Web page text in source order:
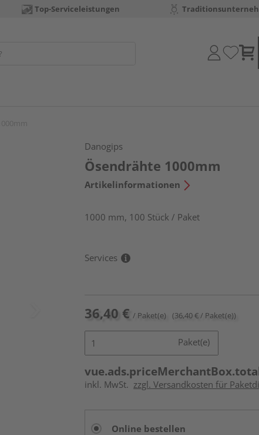
Top-Serviceleistungen
Danogips
Ösendrähte 1000mm
Artikelinformationen
1000 mm, 100 Stück / Paket
Services
36,40 € / Paket(e) (36,40 € / Paket(e))
Paket(e)
inkl. MwSt. zzgl. Versandkosten für
Online bestellen